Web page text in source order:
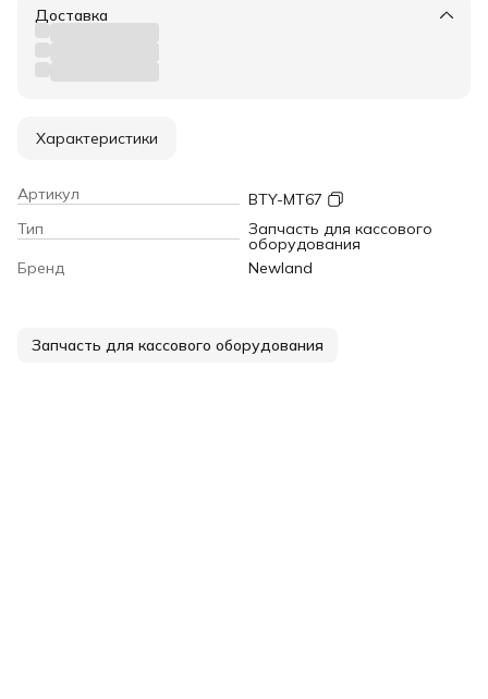
Доставка
Характеристики
Артикул
BTY-MT67
Тип
Запчасть для кассового
оборудования
Бренд
Newland
Запчасть для кассового оборудования